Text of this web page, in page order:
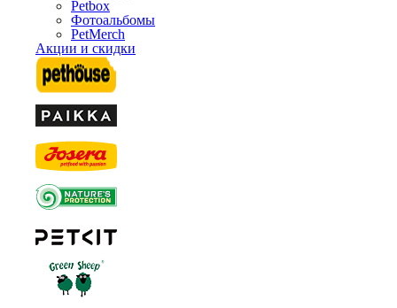
Petbox
Фотоальбомы
PetMerch
Акции и скидки